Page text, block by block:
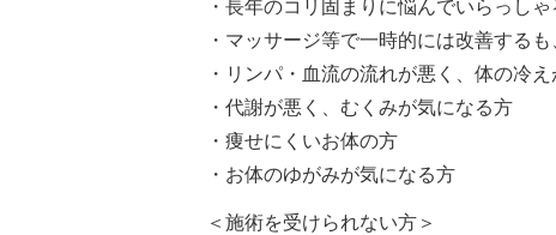
・長年のコリ固まりに悩んでいらっしゃ
・マッサージ等で一時的には改善する
・リンパ・血流の流れが悪く、体の冷
・代謝が悪く、むくみが気になる方
・痩せにくいお体の方
・お体のゆがみが気になる方
＜施術を受けられない方＞